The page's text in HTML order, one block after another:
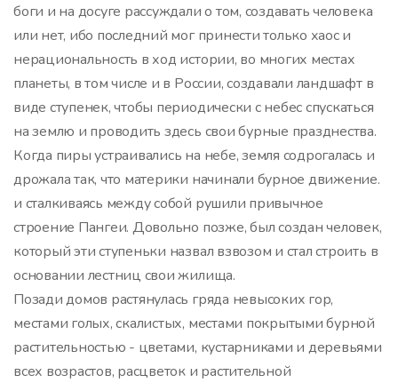
боги и на досуге рассуждали о том, создавать человека
или нет, ибо последний мог принести только хаос и
нерациональность в ход истории, во многих местах
планеты, в том числе и в России, создавали ландшафт в
виде ступенек, чтобы периодически с небес спускаться
на землю и проводить здесь свои бурные празднества.
Когда пиры устраивались на небе, земля содрогалась и
дрожала так, что материки начинали бурное движение.
и сталкиваясь между собой рушили привычное
строение Пангеи. Довольно позже, был создан человек,
который эти ступеньки назвал взвозом и стал строить в
основании лестниц свои жилища.
Позади домов растянулась гряда невысоких гор,
местами голых, скалистых, местами покрытыми бурной
растительностью - цветами, кустарниками и деревьями
всех возрастов, расцветок и растительной